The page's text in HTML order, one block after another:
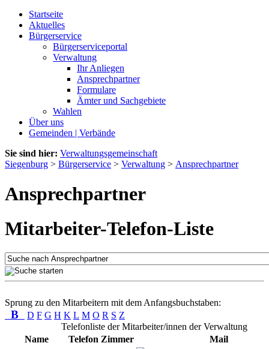
Startseite
Aktuelles
Bürgerservice
Bürgerserviceportal
Verwaltung
Ihr Anliegen
Ansprechpartner
Formulare
Ämter und Sachgebiete
Wahlen
Über uns
Gemeinden | Verbände
Sie sind hier: Verwaltungsgemeinschaft
Siegenburg > Bürgerservice > Verwaltung > Ansprechpartner
Ansprechpartner
Mitarbeiter-Telefon-Liste
Sprung zu den Mitarbeitern mit dem Anfangsbuchstaben:
B D F G H K L M O R S Z
Telefonliste der Mitarbeiter/innen der Verwaltung
Name
Telefon Zimmer
Mail